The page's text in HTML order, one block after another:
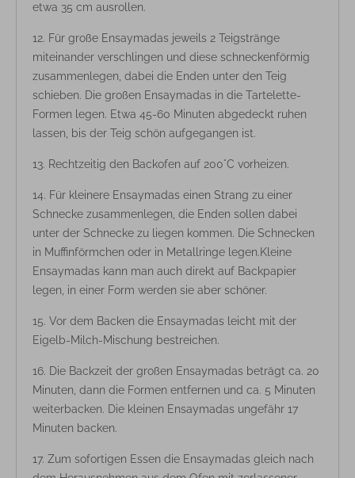
etwa 35 cm ausrollen.
Für große Ensaymadas jeweils 2 Teigstränge
miteinander verschlingen und diese schneckenförmig
zusammenlegen, dabei die Enden unter den Teig
schieben. Die großen Ensaymadas in die Tartelette-
Formen legen. Etwa 45-60 Minuten abgedeckt ruhen
lassen, bis der Teig schön aufgegangen ist.
Rechtzeitig den Backofen auf 200°C vorheizen.
Für kleinere Ensaymadas einen Strang zu einer
Schnecke zusammenlegen, die Enden sollen dabei
unter der Schnecke zu liegen kommen. Die Schnecken
in Muffinförmchen oder in Metallringe legen.Kleine
Ensaymadas kann man auch direkt auf Backpapier
legen, in einer Form werden sie aber schöner.
Vor dem Backen die Ensaymadas leicht mit der
Eigelb-Milch-Mischung bestreichen.
Die Backzeit der großen Ensaymadas beträgt ca. 20
Minuten, dann die Formen entfernen und ca. 5 Minuten
weiterbacken. Die kleinen Ensaymadas ungefähr 17
Minuten backen.
Zum sofortigen Essen die Ensaymadas gleich nach